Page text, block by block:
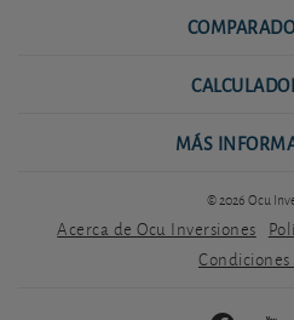
MÁS
© 2026 Ocu
Acerca de Ocu Inversiones